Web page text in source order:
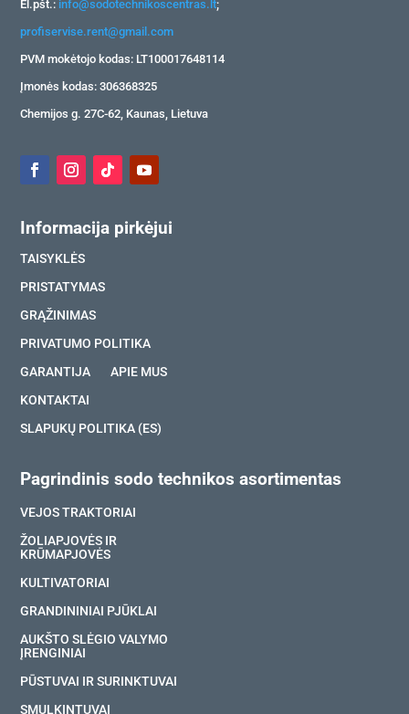
El.pšt.: info@sodotechnikoscentras.lt;
profiservise.rent@gmail.com
PVM mokėtojo kodas: LT100017648114
Įmonės kodas: 306368325
Chemijos g. 27C-62, Kaunas, Lietuva
Informacija pirkėjui
TAISYKLĖS
PRISTATYMAS
GRĄŽINIMAS
PRIVATUMO POLITIKA
GARANTIJA
APIE MUS
KONTAKTAI
SLAPUKŲ POLITIKA (ES)
Pagrindinis sodo technikos asortimentas
VEJOS TRAKTORIAI
ŽOLIAPJOVĖS IR
KRŪMAPJOVĖS
KULTIVATORIAI
GRANDININIAI PJŪKLAI
AUKŠTO SLĖGIO VALYMO
ĮRENGINIAI
PŪSTUVAI IR SURINKTUVAI
SMULKINTUVAI